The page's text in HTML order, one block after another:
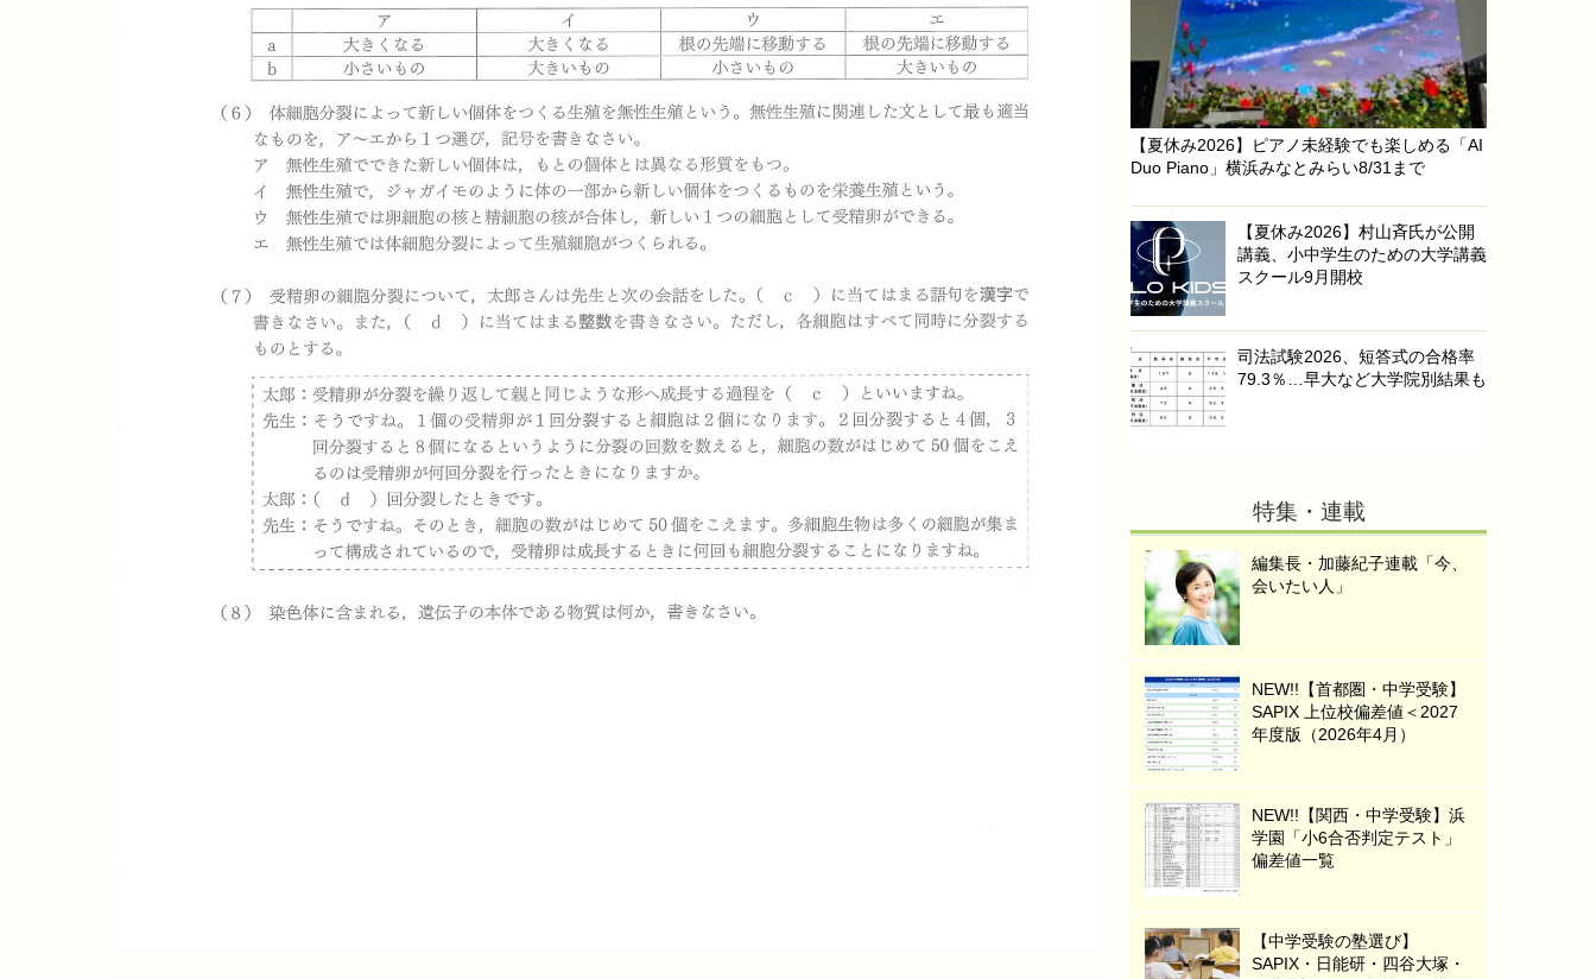
【夏休み2026】ピアノ未経験でも楽しめる「AI
Duo Piano」横浜みなとみらい8/31まで
【夏休み2026】村山斉氏が公開
講義、小中学生のための大学講義
スクール9月開校
司法試験2026、短答式の合格率
79.3％…早大など大学院別結果も
特集・連載
編集長・加藤紀子連載「今、
会いたい人」
NEW!!【首都圏・中学受験】
SAPIX 上位校偏差値＜2027
年度版（2026年4月）
NEW!!【関西・中学受験】浜
学園「小6合否判定テスト」
偏差値一覧
【中学受験の塾選び】
SAPIX・日能研・四谷大塚・